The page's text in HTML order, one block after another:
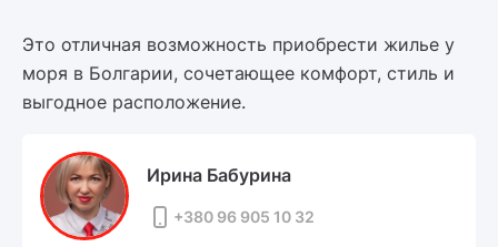
Это отличная возможность приобрести жилье у
моря в Болгарии, сочетающее комфорт, стиль и
выгодное расположение.
Ирина Бабурина
+380 96 905 10 32